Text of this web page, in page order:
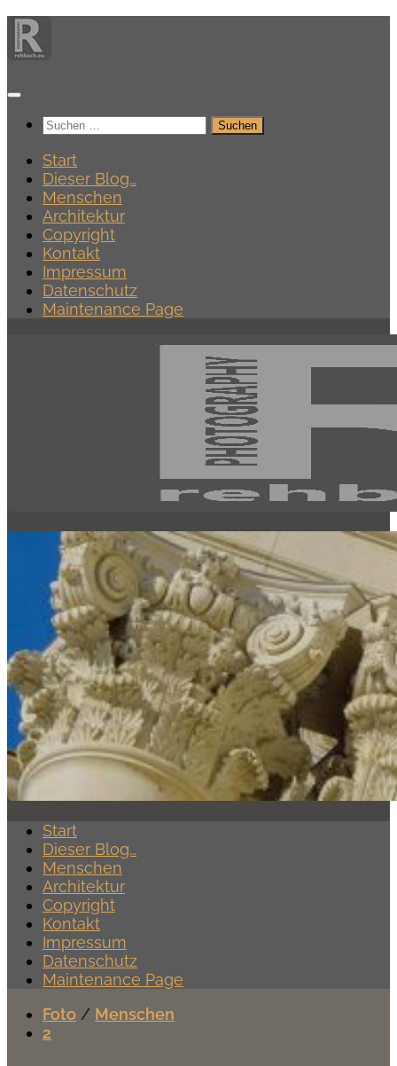
Zum
Inhalt
springen
Suchen
Start
Dieser Blog…
Menschen
Architektur
Copyright
Kontakt
Impressum
Datenschutz
Maintenance Page
Start
Dieser Blog…
Menschen
Architektur
Copyright
Kontakt
Impressum
Datenschutz
Maintenance Page
Foto / Menschen
2